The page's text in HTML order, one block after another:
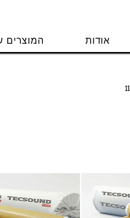
אודות המוצרים